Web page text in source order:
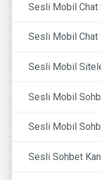
Sesli Mobil
Sesli Mobil Chat
Sesli Mobil
Sesli Mobil
Sesli Mobil
Sesli Sohbet